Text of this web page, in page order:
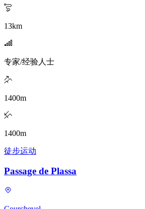
13km
专家/经验人士
1400m
1400m
徒步运动
Passage de Plassa